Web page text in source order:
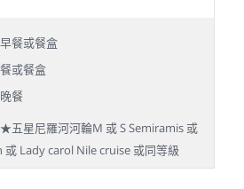
餐或餐盒
或餐盒
餐
尼羅河河輪M 或 S Semiramis 或
或 Lady carol Nile cruise 或同等級